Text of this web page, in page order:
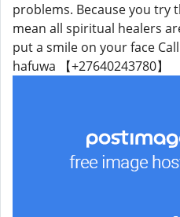
problems. Because you try
mean all spiritual healers
put a smile on your face
hafuwa 【+27640243780】